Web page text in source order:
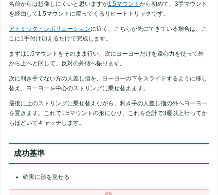
名前からは想像しにくいと思いますが1.5マウントから初めて、3手マウント
を経由して1.5マウントに戻ってくるリピートトリックです。
アトミック・レボリューションに近く、こちらが先にできている場合は、こ
こに1手付け加えるだけで完成します。
まずは1.5マウントをそのまま行い、次にヨーヨーだけを遠心力を使って外
から上へと回して、反対の外側へ振ります。
次に利き手でない方の人差し指を、ヨーヨーの下をスライドするように移し
替え、ヨーヨーを中心のストリングに乗せ替えます。
最後に上のストリングに乗せ替えながら、利き手の人差し指の外へヨーヨー
を置きます。これで1.5マウントの形になり、これを合計で3週以上行ってか
らほどいてキャッチします。
成功基準
確実に形を見せる